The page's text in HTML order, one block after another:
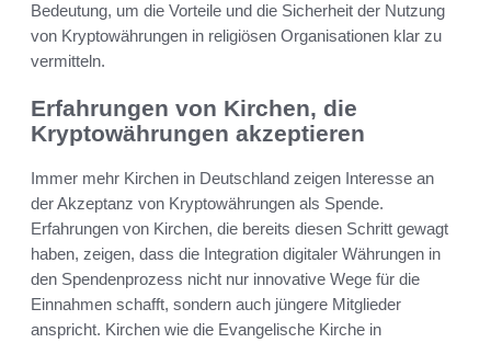
Bedeutung, um die Vorteile und die Sicherheit der Nutzung
von Kryptowährungen in religiösen Organisationen klar zu
vermitteln.
Erfahrungen von Kirchen, die
Kryptowährungen akzeptieren
Immer mehr Kirchen in Deutschland zeigen Interesse an
der Akzeptanz von Kryptowährungen als Spende.
Erfahrungen von Kirchen, die bereits diesen Schritt gewagt
haben, zeigen, dass die Integration digitaler Währungen in
den Spendenprozess nicht nur innovative Wege für die
Einnahmen schafft, sondern auch jüngere Mitglieder
anspricht. Kirchen wie die Evangelische Kirche in